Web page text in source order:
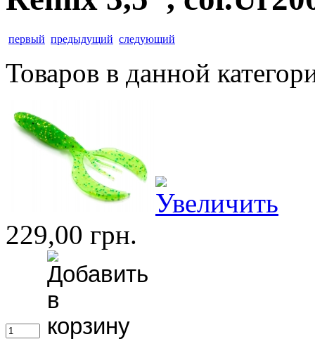
первый предыдущий следующий
Товаров в данной
229,00 грн.